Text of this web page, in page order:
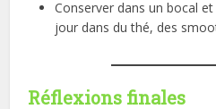
Conserver dans un bocal
jour dans du thé, des
Réflexions finales